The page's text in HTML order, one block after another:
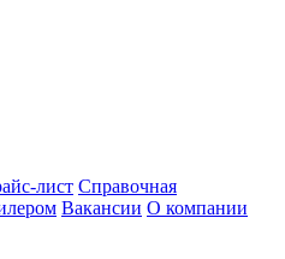
лист Справочная
Вакансии О компании